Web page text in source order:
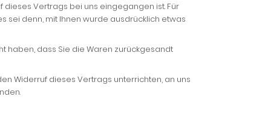
Vertrags bei uns eingegangen ist. Für
sei denn, mit Ihnen wurde ausdrücklich etwas
haben, dass Sie die Waren zurückgesandt
Widerruf dieses Vertrags unterrichten, an uns